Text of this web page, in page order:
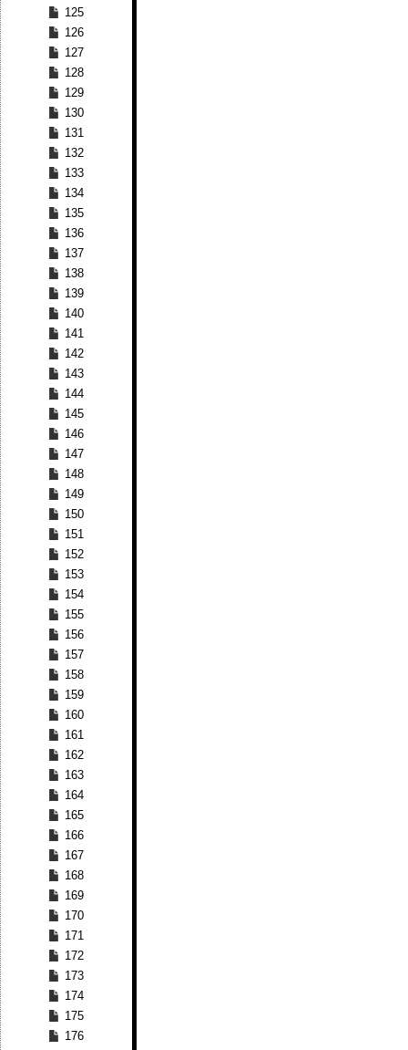
125
126
127
128
129
130
131
132
133
134
135
136
137
138
139
140
141
142
143
144
145
146
147
148
149
150
151
152
153
154
155
156
157
158
159
160
161
162
163
164
165
166
167
168
169
170
171
172
173
174
175
176